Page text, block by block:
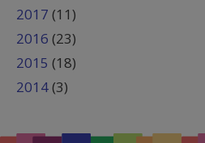
2017 (11)
2016 (23)
2015 (18)
2014(3)